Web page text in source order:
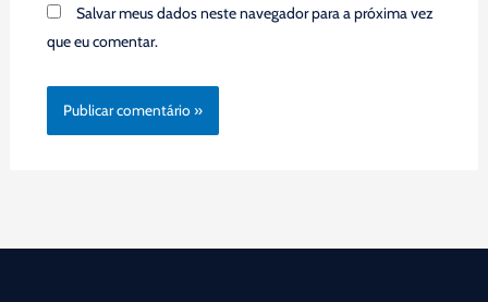
Salvar meus dados neste navegador para a próxima vez
que eu comentar.